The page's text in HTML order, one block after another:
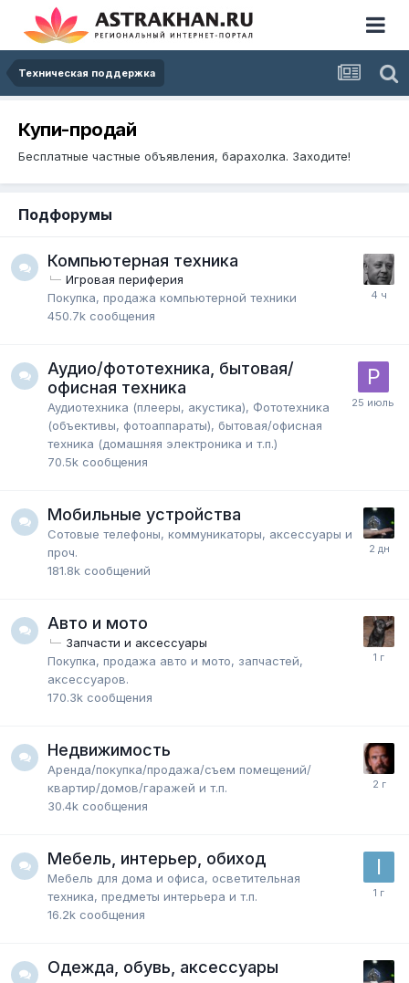
Техническая поддержка
Купи-продай
Бесплатные частные объявления, барахолка. Заходите!
Подфорумы
Компьютерная техника
Игровая периферия
Покупка, продажа компьютерной техники
450.7k сообщения
Аудио/фототехника, бытовая/
офисная техника
Аудиотехника (плееры, акустика), Фототехника
(объективы, фотоаппараты), бытовая/офисная
техника (домашняя электроника и т.п.)
70.5k сообщения
Мобильные устройства
Сотовые телефоны, коммуникаторы, аксессуары и
проч.
181.8k сообщений
Авто и мото
Запчасти и аксессуары
Покупка, продажа авто и мото, запчастей,
аксессуаров.
170.3k сообщения
Недвижимость
Аренда/покупка/продажа/съем помещений/
квартир/домов/гаражей и т.п.
30.4k сообщения
Мебель, интерьер, обиход
Мебель для дома и офиса, осветительная
техника, предметы интерьера и т.п.
16.2k сообщения
Одежда, обувь, аксессуары